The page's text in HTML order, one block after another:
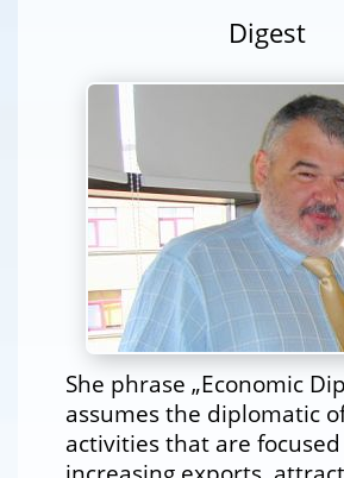
Digest
She phrase „Economic
assumes the diplomatic
activities that are